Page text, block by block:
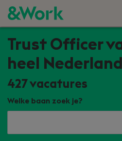
Trust Officer
heel
427vacatures
Welke baan zoek je?